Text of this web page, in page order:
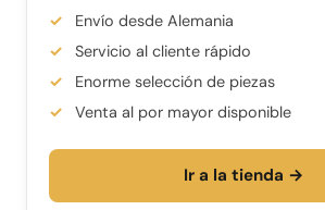
Envío desde Alemania
Servicio al cliente rápido
Enorme selección de piezas
Venta al por mayor disponible
Ir a la tienda →